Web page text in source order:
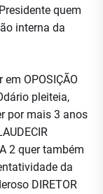
quem
interna da
OPOSIÇÃO
pleiteia,
por mais 3 anos
2 quer também
da
DIRETOR